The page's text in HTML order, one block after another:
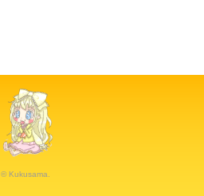
© Kukusama.